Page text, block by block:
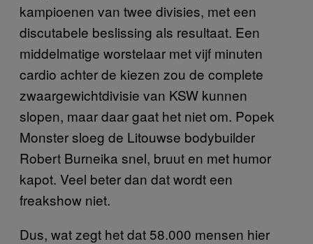
kampioenen van twee divisies, met een
discutabele beslissing als resultaat. Een
middelmatige worstelaar met vijf minuten
cardio achter de kiezen zou de complete
zwaargewichtdivisie van KSW kunnen
slopen, maar daar gaat het niet om. Popek
Monster sloeg de Litouwse bodybuilder
Robert Burneika snel, bruut en met humor
kapot. Veel beter dan dat wordt een
freakshow niet.
Dus, wat zegt het dat 58.000 mensen hier